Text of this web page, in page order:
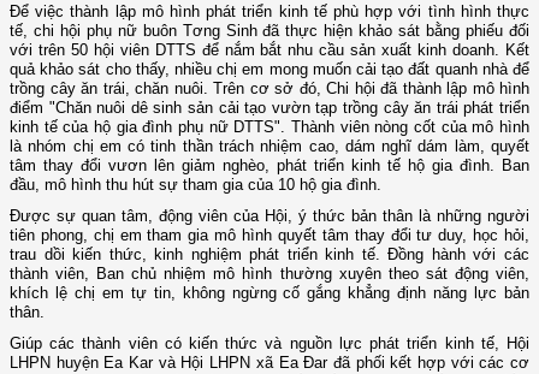
Để việc thành lập mô hình phát triển kinh tế phù hợp với tình hình thực
tế, chi hội phụ nữ buôn Tơng Sinh đã thực hiện khảo sát bằng phiếu đối
với trên 50 hội viên DTTS để nắm bắt nhu cầu sản xuất kinh doanh. Kết
quả khảo sát cho thấy, nhiều chị em mong muốn cải tạo đất quanh nhà để
trồng cây ăn trái, chăn nuôi. Trên cơ sở đó, Chi hội đã thành lập mô hình
điểm "Chăn nuôi dê sinh sản cải tạo vườn tạp trồng cây ăn trái phát triển
kinh tế của hộ gia đình phụ nữ DTTS". Thành viên nòng cốt của mô hình
là nhóm chị em có tinh thần trách nhiệm cao, dám nghĩ dám làm, quyết
tâm thay đổi vươn lên giảm nghèo, phát triển kinh tế hộ gia đình. Ban
đầu, mô hình thu hút sự tham gia của 10 hộ gia đình.
Được sự quan tâm, động viên của Hội, ý thức bản thân là những người
tiên phong, chị em tham gia mô hình quyết tâm thay đổi tư duy, học hỏi,
trau dồi kiến thức, kinh nghiệm phát triển kinh tế. Đồng hành với các
thành viên, Ban chủ nhiệm mô hình thường xuyên theo sát động viên,
khích lệ chị em tự tin, không ngừng cố gắng khẳng định năng lực bản
thân.
Giúp các thành viên có kiến thức và nguồn lực phát triển kinh tế, Hội
LHPN huyện Ea Kar và Hội LHPN xã Ea Đar đã phối kết hợp với các cơ